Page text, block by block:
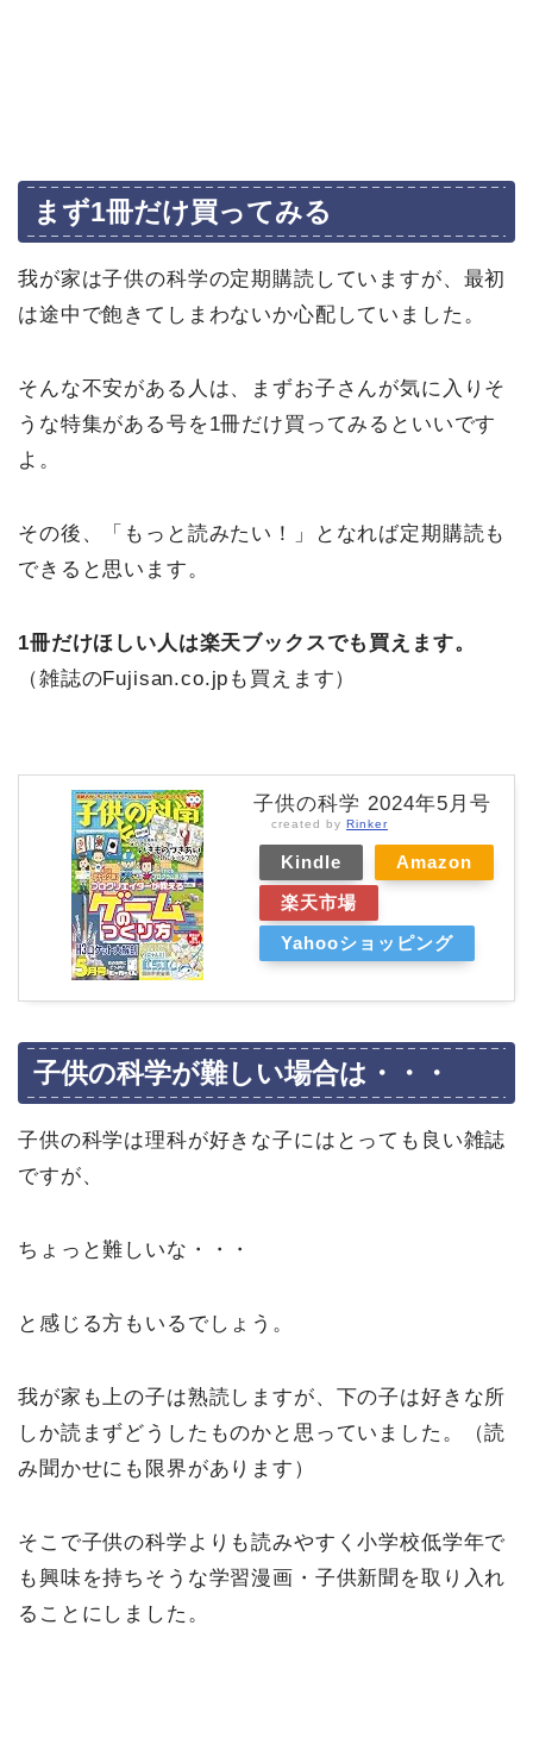
まず1冊だけ買ってみる
我が家は子供の科学の定期購読していますが、最初
は途中で飽きてしまわないか心配していました。
そんな不安がある人は、まずお子さんが気に入りそ
うな特集がある号を1冊だけ買ってみるといいです
よ。
その後、「もっと読みたい！」となれば定期購読も
できると思います。
1冊だけほしい人は楽天ブックスでも買えます。
（雑誌のFujisan.co.jpも買えます）
子供の科学 2024年5月号
created by Rinker
Kindle
Amazon
楽天市場
Yahooショッピング
子供の科学が難しい場合は・・・
子供の科学は理科が好きな子にはとっても良い雑誌
ですが、
ちょっと難しいな・・・
と感じる方もいるでしょう。
我が家も上の子は熟読しますが、下の子は好きな所
しか読まずどうしたものかと思っていました。（読
み聞かせにも限界があります）
そこで子供の科学よりも読みやすく小学校低学年で
も興味を持ちそうな学習漫画・子供新聞を取り入れ
ることにしました。